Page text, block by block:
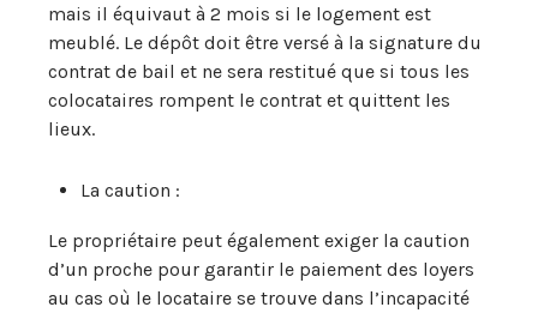
mais il équivaut à 2 mois si le logement est
meublé. Le dépôt doit être versé à la signature du
contrat de bail et ne sera restitué que si tous les
colocataires rompent le contrat et quittent les
lieux.
La caution :
Le propriétaire peut également exiger la caution
d’un proche pour garantir le paiement des loyers
au cas où le locataire se trouve dans l’incapacité